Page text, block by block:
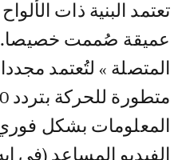
تعتمد البنية ذات
عميقة صُممت خصيصا.
المتصلة » لتُعتمد
المعلومات بشكل
الفيديو المساعد (في